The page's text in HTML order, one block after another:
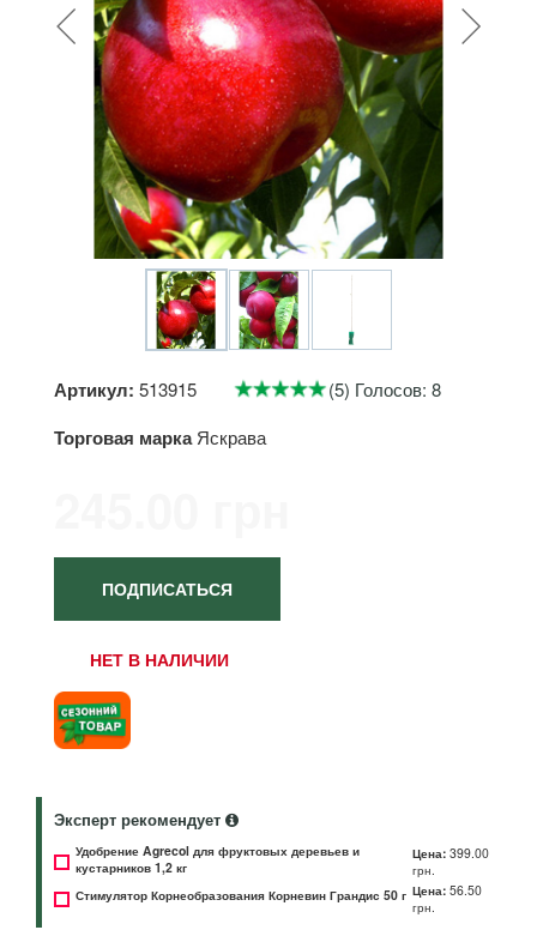
Артикул: 513915 (5) Голосов: 8
Торговая марка Яскрава
ПОДПИСАТЬСЯ
НЕТ В НАЛИЧИИ
Эксперт рекомендует
Удобрение Agrecol для фруктовых деревьев и
кустарников 1,2 кг
Цена: 399.00
грн.
Стимулятор Корнеобразования Корневин Грандис 50 г Цена: 56.50
грн.